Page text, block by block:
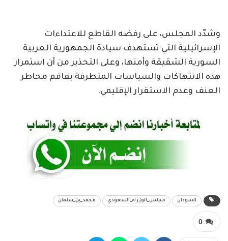
وشدّد المجلس، على رفضه القاطع للاعتداءات
الإسرائيلية التي تستهدف سيادة الجمهورية العربية
السورية الشقيقة وأمنها، وعلى التحذير من أن استمرار
هذه الانتهاكات والسياسات المتطرفة يفاقم مخاطر
العنف وعدم الاستقرار الإقليمي.
السودان مجلس_الوزراء_السعودي محمد_بن_سلمان
0